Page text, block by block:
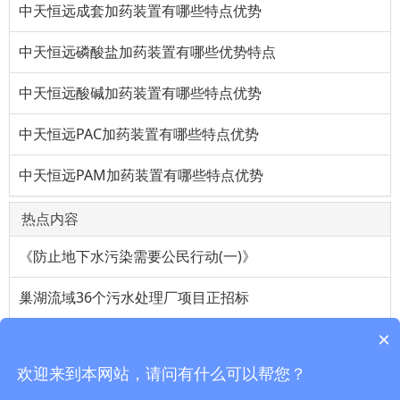
中天恒远成套加药装置有哪些特点优势
中天恒远磷酸盐加药装置有哪些优势特点
中天恒远酸碱加药装置有哪些特点优势
中天恒远PAC加药装置有哪些特点优势
中天恒远PAM加药装置有哪些特点优势
热点内容
《防止地下水污染需要公民行动(一)》
巢湖流域36个污水处理厂项目正招标
高纯度氟化氢生产工艺
×
欢迎来到本网站，请问有什么可以帮您？